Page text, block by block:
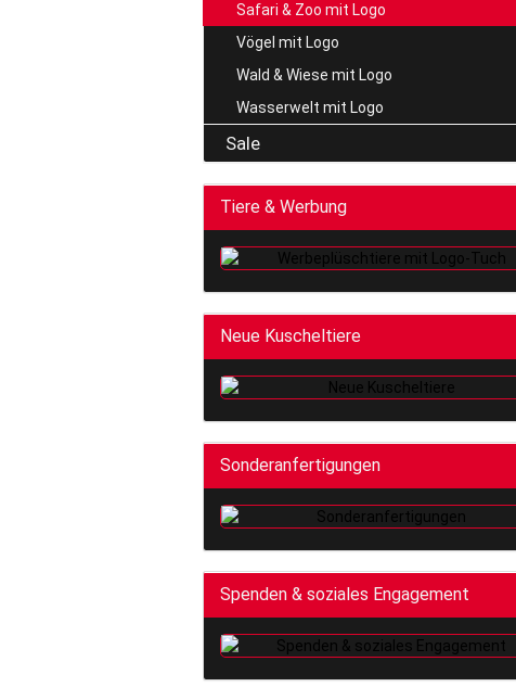
Safari & Zoo mit Logo
Vögel mit Logo
Wald & Wiese mit Logo
Wasserwelt mit Logo
Sale
Tiere & Werbung
Neue Kuscheltiere
Sonderanfertigungen
Spenden & soziales Engagement